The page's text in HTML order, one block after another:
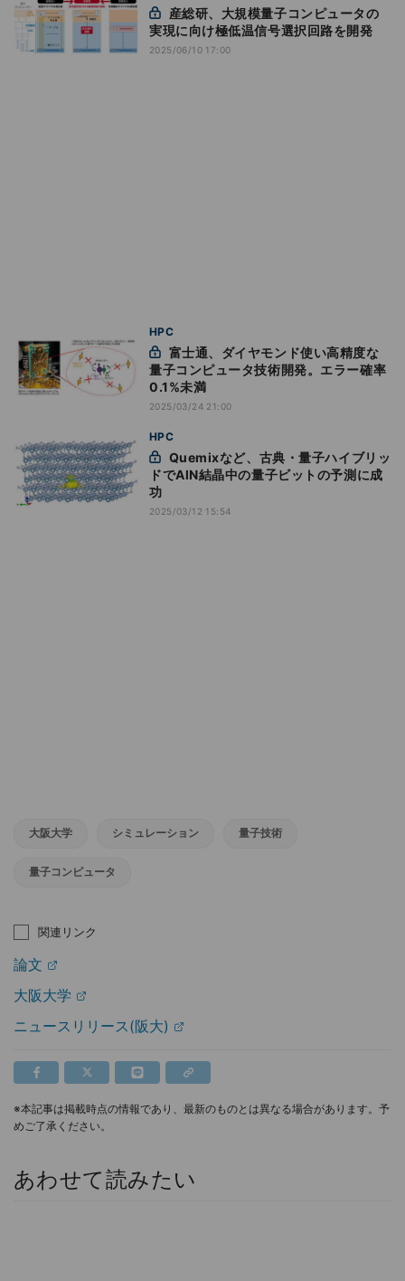
実現に向け極低温信号選択回路を開発
2025/06/10 17:00
HPC
量子コンピュータ技術開発。エラー確率
0.1%未満
2025/03/24 21:00
HPC
ドでAlN結晶中の量子ビットの予測に成
功
2025/03/12 15:54
大阪大学 シミュレーション 量子技術
量子コンピュータ
関連リンク
論文
大阪大学
ニュースリリース(阪大)
※本記事は掲載時点の情報であり、最新のものとは異なる場合があります。予
めご了承ください。
あわせて読みたい